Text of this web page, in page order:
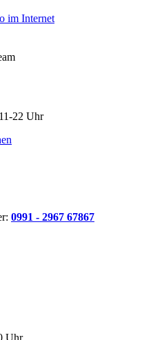
22 Uhr
: 0991 - 2967 67867
Uhr